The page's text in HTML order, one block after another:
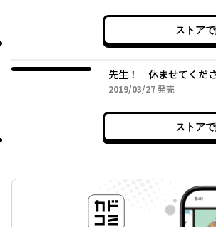
ストア
先生！ 休ませてくだ
2019/03/272019年03月27日
発売
ストア